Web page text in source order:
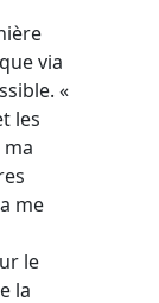
via
«
les
me
le
la